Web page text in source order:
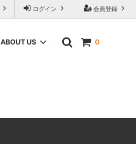
会員登録
ログイン
0
ABOUT US